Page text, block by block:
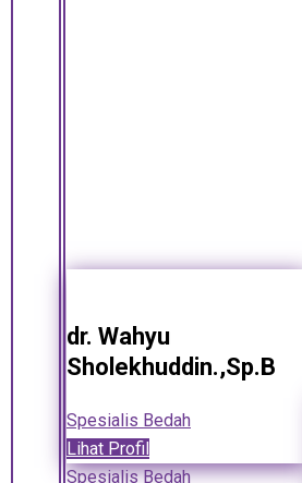
dr. Wahyu
Sholekhuddin.,Sp.B
Spesialis Bedah
Lihat Profil
Spesialis Bedah